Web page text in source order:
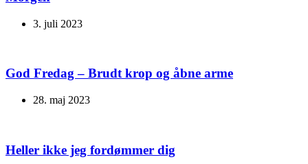
3. juli 2023
God Fredag – Brudt krop og åbne arme
28. maj 2023
Heller ikke jeg fordømmer dig